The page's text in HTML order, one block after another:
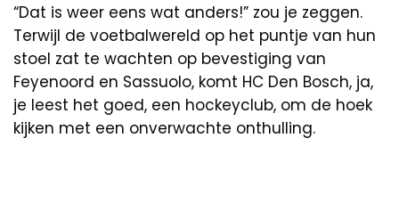
“Dat is weer eens wat anders!” zou je zeggen.
Terwijl de voetbalwereld op het puntje van hun
stoel zat te wachten op bevestiging van
Feyenoord en Sassuolo, komt HC Den Bosch, ja,
je leest het goed, een hockeyclub, om de hoek
kijken met een onverwachte onthulling.